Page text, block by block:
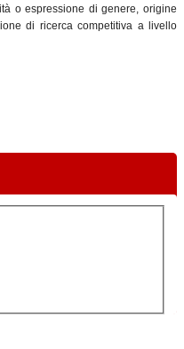
o espressione di genere, origine
di ricerca competitiva a livello